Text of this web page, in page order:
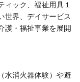
ィック、福祉用具１
世界、デイサービス
護・福祉事業を展開
水消火器体験）や避